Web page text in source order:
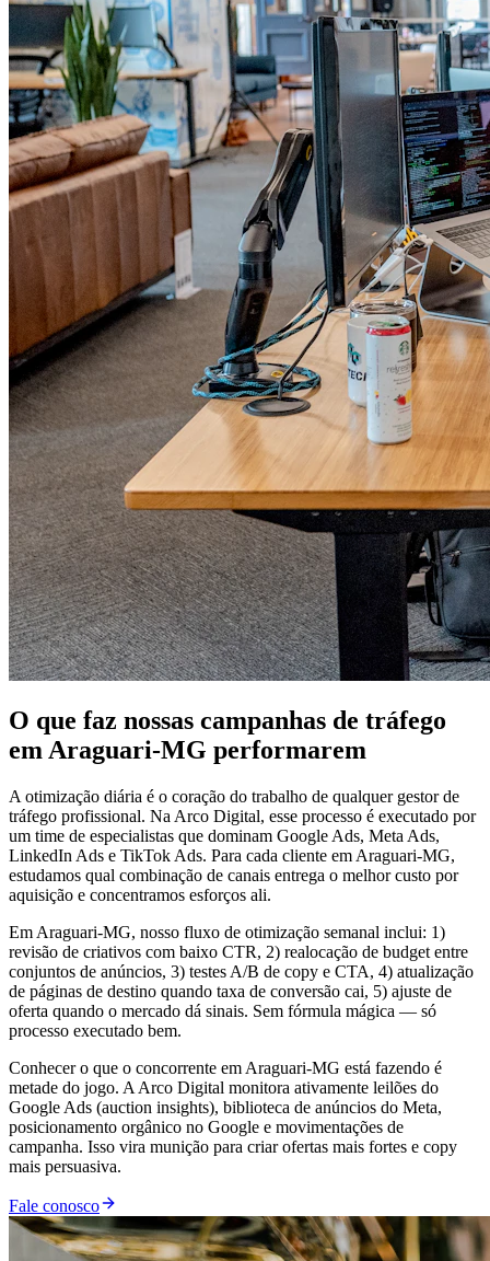
O que faz nossas campanhas de tráfego
em Araguari-MG performarem
A otimização diária é o coração do trabalho de qualquer gestor de
tráfego profissional. Na Arco Digital, esse processo é executado por
um time de especialistas que dominam Google Ads, Meta Ads,
LinkedIn Ads e TikTok Ads. Para cada cliente em Araguari-MG,
estudamos qual combinação de canais entrega o melhor custo por
aquisição e concentramos esforços ali.
Em Araguari-MG, nosso fluxo de otimização semanal inclui: 1)
revisão de criativos com baixo CTR, 2) realocação de budget entre
conjuntos de anúncios, 3) testes A/B de copy e CTA, 4) atualização
de páginas de destino quando taxa de conversão cai, 5) ajuste de
oferta quando o mercado dá sinais. Sem fórmula mágica — só
processo executado bem.
Conhecer o que o concorrente em Araguari-MG está fazendo é
metade do jogo. A Arco Digital monitora ativamente leilões do
Google Ads (auction insights), biblioteca de anúncios do Meta,
posicionamento orgânico no Google e movimentações de
campanha. Isso vira munição para criar ofertas mais fortes e copy
mais persuasiva.
Fale conosco